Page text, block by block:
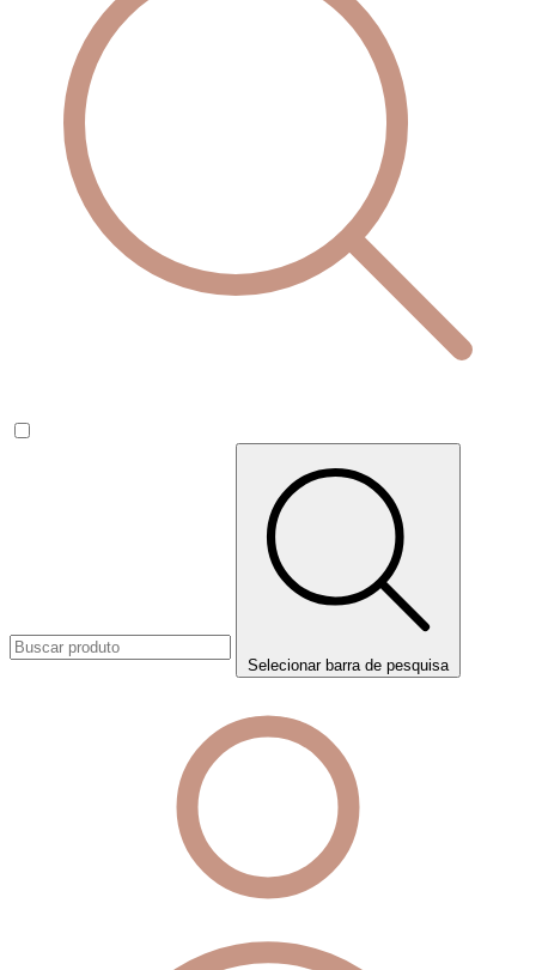
Selecionar barra de pesquisa